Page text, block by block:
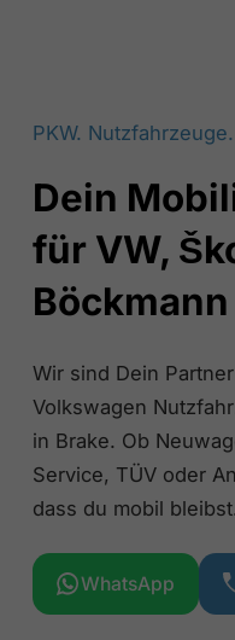
PKW.
Dein
für VW,
Wir sind Dein
Volkswagen
in Brake. Ob
Service, TÜV oder
dass du mobil bleibst.
WhatsApp